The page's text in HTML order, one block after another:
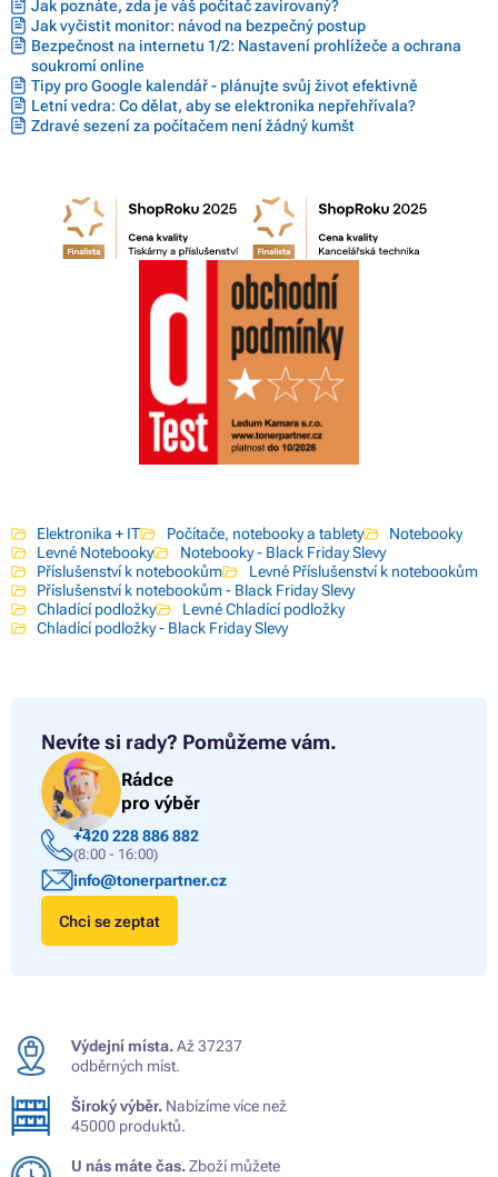
Jak poznáte, zda je váš počítač zavirovaný?
Jak vyčistit monitor: návod na bezpečný postup
Bezpečnost na internetu 1/2: Nastavení prohlížeče a ochrana
soukromí online
Tipy pro Google kalendář - plánujte svůj život efektivně
Letní vedra: Co dělat, aby se elektronika nepřehřívala?
Zdravé sezení za počítačem není žádný kumšt
Elektronika + IT Počítače, notebooky a tablety
Notebooky
Levné Notebooky
Notebooky - Black Friday Slevy
Příslušenství k notebookům
Levné Příslušenství k notebookům
Příslušenství k notebookům - Black Friday Slevy
Chladící podložky
Levné Chladící podložky
Chladící podložky - Black Friday Slevy
Nevíte si rady? Pomůžeme vám.
Rádce
pro výběr
+420 228 886 882
(8:00 - 16:00)
info@tonerpartner.cz
Chci se zeptat
Výdejní místa.Až 37237
odběrných míst.
Široký výběr. Nabízíme více než
45000 produktů.
U nás máte čas.Zboží můžete